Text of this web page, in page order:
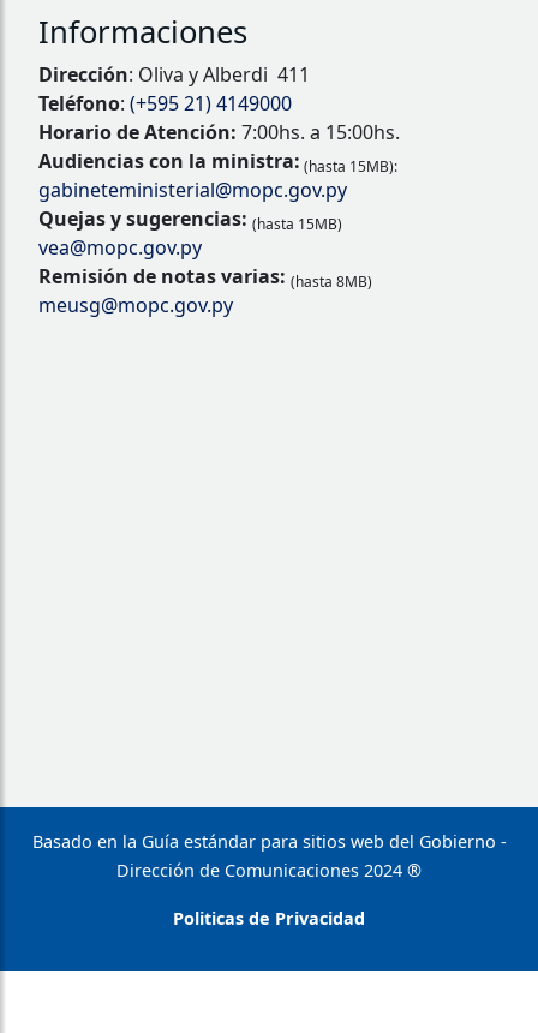
Informaciones
Dirección: Oliva y Alberdi 411
Teléfono: (+595 21) 4149000
Horario de Atención: 7:00hs. a 15:00hs.
Audiencias con la ministra: (hasta 15MB):
gabineteministerial@mopc.gov.py
Quejas y sugerencias: (hasta 15MB)
vea@mopc.gov.py
Remisión de notas varias: (hasta 8MB)
meusg@mopc.gov.py
Basado en la Guía estándar para sitios web del Gobierno -
Dirección de Comunicaciones 2024 ®
Politicas de Privacidad